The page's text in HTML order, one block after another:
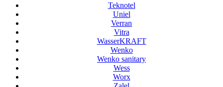
Teknotel
Uniel
Verran
Vitra
WasserKRAFT
Wenko
Wenko sanitary
Wess
Worx